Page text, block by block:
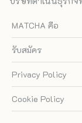
MATCHA คือ
รับสมัคร
Privacy Policy
Cookie Policy